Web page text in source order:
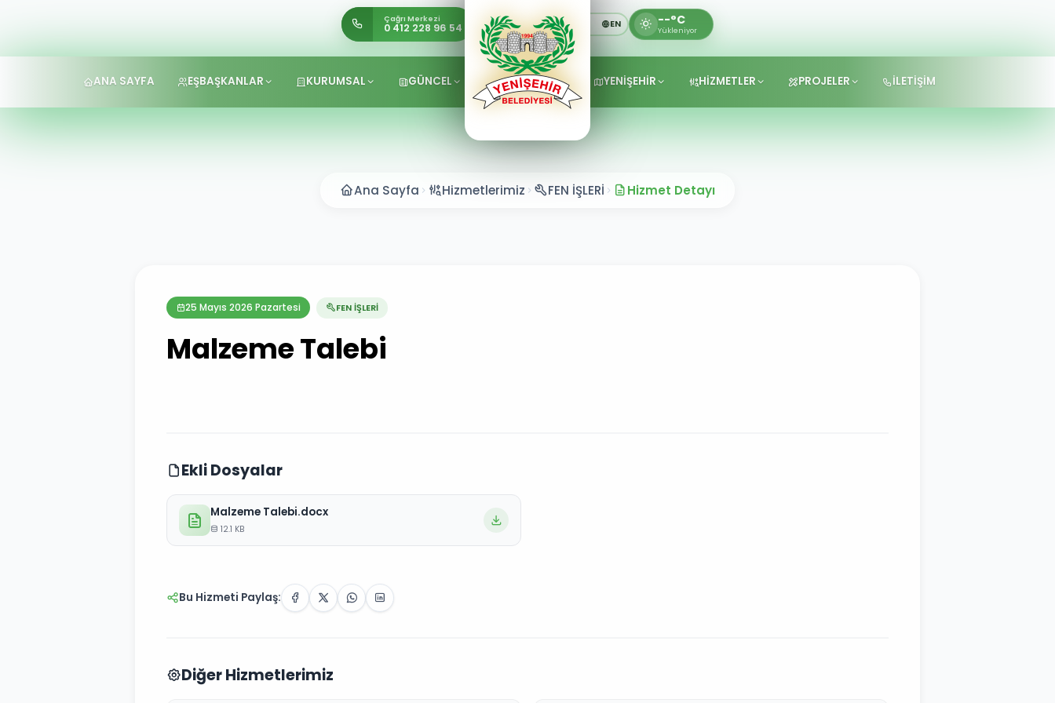
Çağrı Merkezi
0 412 228 96 54 TR EN --°C
Yükleniyor
ANA SAYFA EŞBAŞKANLAR KURUMSAL GÜNCEL YENİŞEHİR HİZMETLER PROJELER İLETİŞİM
Ana Sayfa Hizmetlerimiz FEN İŞLERİ Hizmet Detayı
25 Mayıs 2026 Pazartesi FEN İŞLERİ
Malzeme Talebi
Ekli Dosyalar
Malzeme Talebi.docx
12.1 KB
Bu Hizmeti Paylaş:
Diğer Hizmetlerimiz